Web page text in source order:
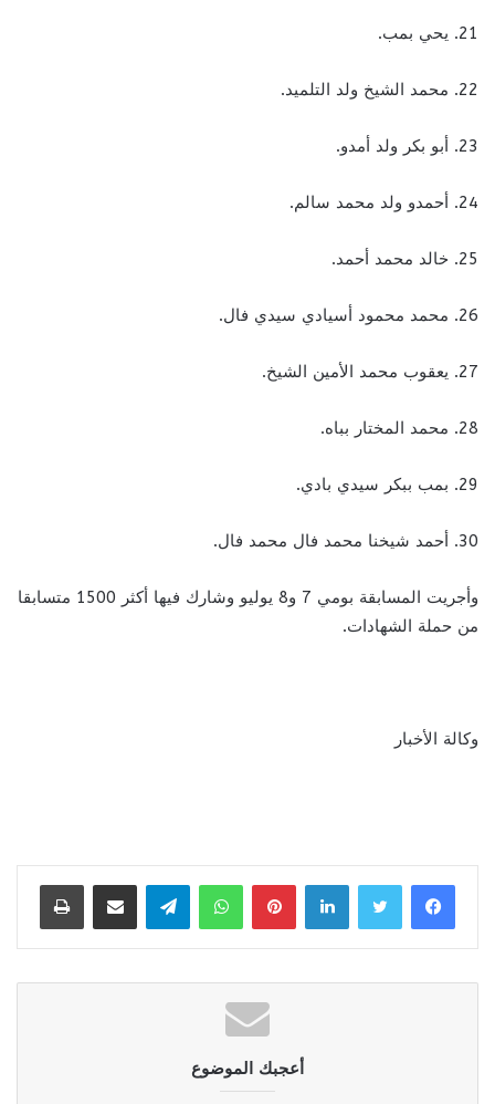
21. يحي بمب.
22. محمد الشيخ ولد التلميد.
23. أبو بكر ولد أمدو.
24. أحمدو ولد محمد سالم.
25. خالد محمد أحمد.
26. محمد محمود أسيادي سيدي فال.
27. يعقوب محمد الأمين الشيخ.
28. محمد المختار بباه.
29. بمب ببكر سيدي بادي.
30. أحمد شيخنا محمد فال محمد فال.
وأجريت المسابقة بومي 7 و8 يوليو وشارك فيها أكثر 1500 متسابقا
من حملة الشهادات.
وكالة الأخبار
لينكدإن بينتيريستواتساب تيلقرام مشاركة عبر البريد طباعة
أعجبك الموضوع